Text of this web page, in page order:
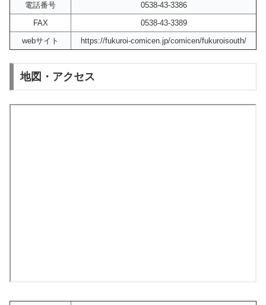
電話番号
0538-43‐3386
FAX
0538-43-3389
webサイト
https://fukuroi-comicen.jp/comicen/fukuroisouth/
地図・アクセス